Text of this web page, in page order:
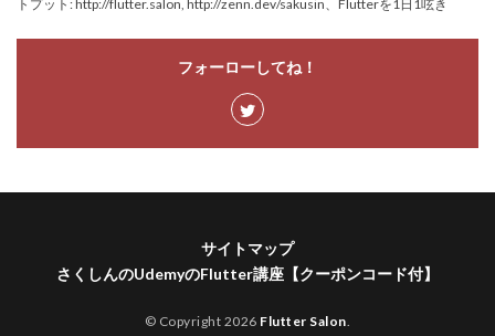
トプット: http://flutter.salon, http://zenn.dev/sakusin、Flutterを1日1呟き
フォーローしてね！
サイトマップ
さくしんのUdemyのFlutter講座【クーポンコード付】
© Copyright 2026 Flutter Salon.